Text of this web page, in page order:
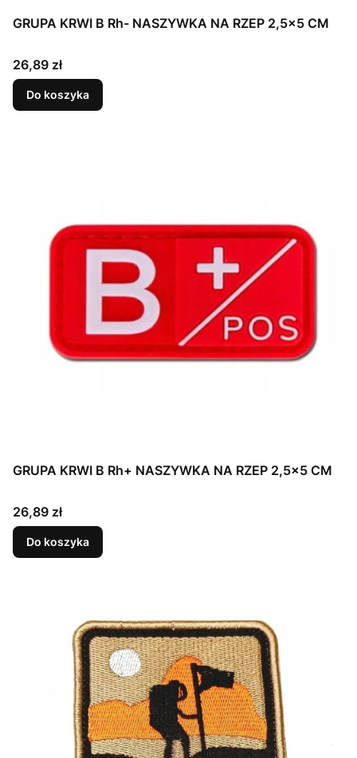
GRUPA KRWI B Rh- NASZYWKA NA RZEP 2,5x5 CM
Cena
26,89 zł
Do koszyka
GRUPA KRWI B Rh+ NASZYWKA NA RZEP 2,5x5 CM
Cena
26,89 zł
Do koszyka